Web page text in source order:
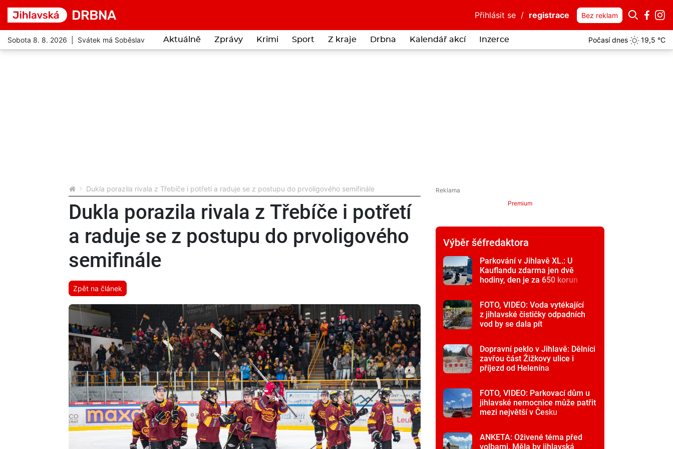
Přihlásit se / registrace Bez reklam
Sobota 8. 8. 2026 | Svátek má Soběslav Aktuálně Zprávy Krimi Sport Z kraje Drbna Kalendář akcí Inzerce Počasí dnes 19,5 °C
Dukla porazila rivala z Třebíče i potřetí a raduje se z postupu do prvoligového semifinále
Dukla porazila rivala z Třebíče i potřetí
a raduje se z postupu do prvoligového
semifinále
Zpět na článek
Premium
Výběr šéfredaktora
Parkování v Jihlavě XL.: U
Kauflandu zdarma jen dvě
hodiny, den je za 650 korun
FOTO, VIDEO: Voda vytékající
z jihlavské čističky odpadních
vod by se dala pít
Dopravní peklo v Jihlavě: Dělníci
zavřou část Žižkovy ulice i
příjezd od Helenína
FOTO, VIDEO: Parkovací dům u
jihlavské nemocnice může patřit
mezi největší v Česku
ANKETA: Oživené téma před
volbami. Měla by jihlavská